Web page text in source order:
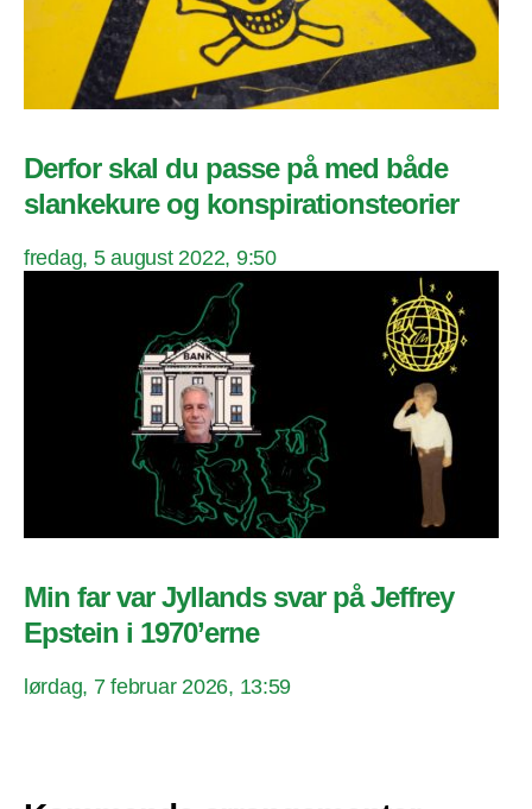
Derfor skal du passe på med både
slankekure og konspirationsteorier
fredag, 5 august 2022, 9:50
Min far var Jyllands svar på Jeffrey
Epstein i 1970’erne
lørdag, 7 februar 2026, 13:59